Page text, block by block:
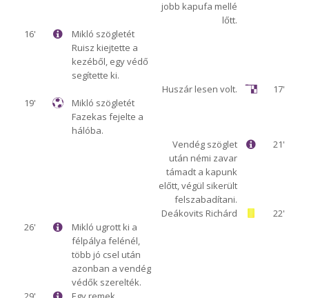
jobb kapufa mellé
lőtt.
16'
Mikló szögletét
Ruisz kiejtette a
kezéből, egy védő
segítette ki.
17'
Huszár lesen volt.
19'
Mikló szögletét
Fazekas fejelte a
hálóba.
21'
Vendég szöglet
után némi zavar
támadt a kapunk
előtt, végül sikerült
felszabadítani.
22'
Deákovits Richárd
26'
Mikló ugrott ki a
félpálya felénél,
több jó csel után
azonban a vendég
védők szerelték.